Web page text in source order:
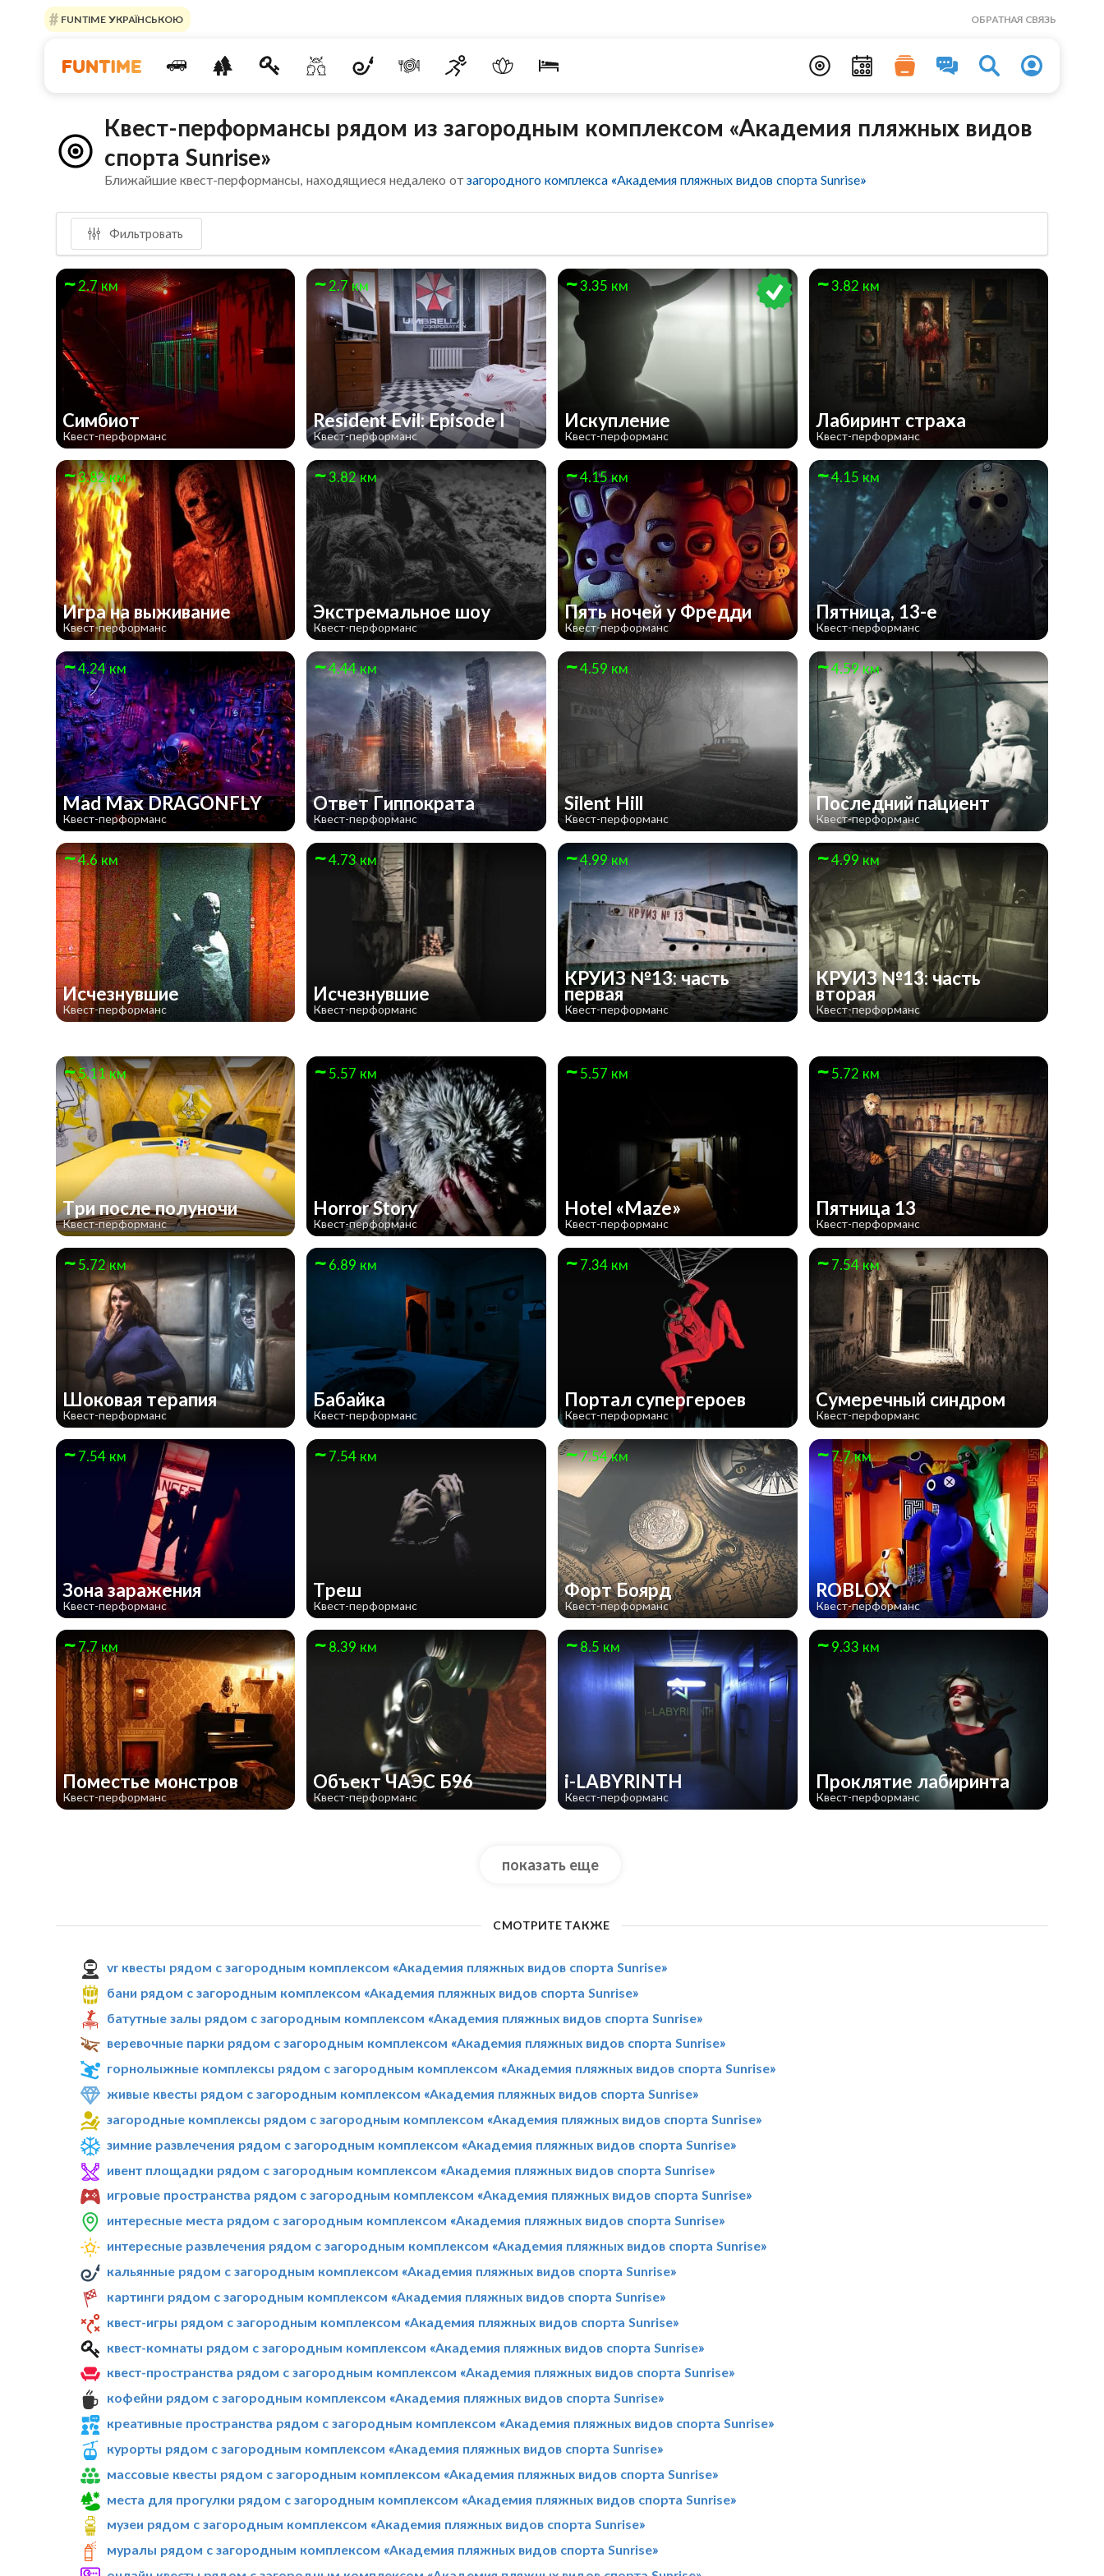
FUNTIME УКРАЇНСЬКОЮ ОБРАТНАЯ СВЯЗЬ
Квест-перформансы рядом из загородным комплексом «Академия пляжных видов
спорта Sunrise»
Ближайшие квест-перформансы, находящиеся недалеко отзагородного комплекса «Академия пляжных видов спорта Sunrise»
Фильтровать
2.7 км
Симбиот
Квест-перформанс
2.7 км
Resident Evil: Episode I
Квест-перформанс
3.35 км
Искупление
Квест-перформанс
3.82 км
Лабиринт страха
Квест-перформанс
3.82 км
Игра на выживание
Квест-перформанс
3.82 км
Экстремальное шоу
Квест-перформанс
4.15 км
Пять ночей у Фредди
Квест-перформанс
4.15 км
Пятница, 13-е
Квест-перформанс
4.24 км
Mad Max DRAGONFLY
Квест-перформанс
4.44 км
Ответ Гиппократа
Квест-перформанс
4.59 км
Silent Hill
Квест-перформанс
4.59 км
Последний пациент
Квест-перформанс
4.6 км
Исчезнувшие
Квест-перформанс
4.73 км
Исчезнувшие
Квест-перформанс
4.99 км
КРУИЗ №13: часть
первая
Квест-перформанс
4.99 км
КРУИЗ №13: часть
вторая
Квест-перформанс
5.11 км
Три после полуночи
Квест-перформанс
5.57 км
Horror Story
Квест-перформанс
5.57 км
Hotel «Maze»
Квест-перформанс
5.72 км
Пятница 13
Квест-перформанс
5.72 км
Шоковая терапия
Квест-перформанс
6.89 км
Бабайка
Квест-перформанс
7.34 км
Портал супергероев
Квест-перформанс
7.54 км
Сумеречный синдром
Квест-перформанс
7.54 км
Зона заражения
Квест-перформанс
7.54 км
Треш
Квест-перформанс
7.54 км
Форт Боярд
Квест-перформанс
7.7 км
ROBLOX
Квест-перформанс
7.7 км
Поместье монстров
Квест-перформанс
8.39 км
Объект ЧАЭС Б96
Квест-перформанс
8.5 км
i-LABYRINTH
Квест-перформанс
9.33 км
Проклятие лабиринта
Квест-перформанс
показать еще
СМОТРИТЕ ТАКЖЕ
vr квесты рядом с загородным комплексом «Академия пляжных видов спорта Sunrise»
бани рядом с загородным комплексом «Академия пляжных видов спорта Sunrise»
батутные залы рядом с загородным комплексом «Академия пляжных видов спорта Sunrise»
веревочные парки рядом с загородным комплексом «Академия пляжных видов спорта Sunrise»
горнолыжные комплексы рядом с загородным комплексом «Академия пляжных видов спорта Sunrise»
живые квесты рядом с загородным комплексом «Академия пляжных видов спорта Sunrise»
загородные комплексы рядом с загородным комплексом «Академия пляжных видов спорта Sunrise»
зимние развлечения рядом с загородным комплексом «Академия пляжных видов спорта Sunrise»
ивент площадки рядом с загородным комплексом «Академия пляжных видов спорта Sunrise»
игровые пространства рядом с загородным комплексом «Академия пляжных видов спорта Sunrise»
интересные места рядом с загородным комплексом «Академия пляжных видов спорта Sunrise»
интересные развлечения рядом с загородным комплексом «Академия пляжных видов спорта Sunrise»
кальянные рядом с загородным комплексом «Академия пляжных видов спорта Sunrise»
картинги рядом с загородным комплексом «Академия пляжных видов спорта Sunrise»
квест-игры рядом с загородным комплексом «Академия пляжных видов спорта Sunrise»
квест-комнаты рядом с загородным комплексом «Академия пляжных видов спорта Sunrise»
квест-пространства рядом с загородным комплексом «Академия пляжных видов спорта Sunrise»
кофейни рядом с загородным комплексом «Академия пляжных видов спорта Sunrise»
креативные пространства рядом с загородным комплексом «Академия пляжных видов спорта Sunrise»
курорты рядом с загородным комплексом «Академия пляжных видов спорта Sunrise»
массовые квесты рядом с загородным комплексом «Академия пляжных видов спорта Sunrise»
места для прогулки рядом с загородным комплексом «Академия пляжных видов спорта Sunrise»
музеи рядом с загородным комплексом «Академия пляжных видов спорта Sunrise»
муралы рядом с загородным комплексом «Академия пляжных видов спорта Sunrise»